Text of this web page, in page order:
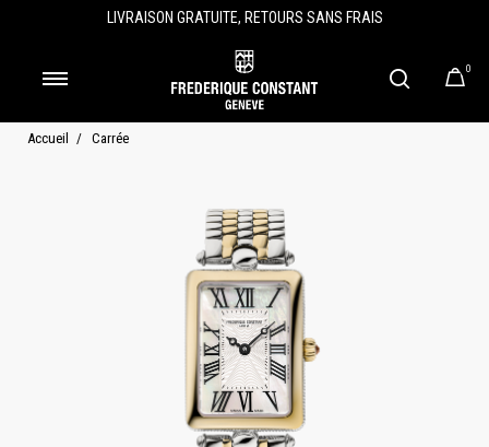
LIVRAISON GRATUITE, RETOURS SANS FRAIS
0
Accueil Carrée